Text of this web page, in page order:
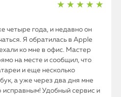
★ ★ ★ ★ ★
четыре года, и недавно он
Я обратилась в Apple
ко мне в офис. Мастер
на месте и сообщил, что
и еще несколько
а уже через два дня мне
исправным! Удобный сервис и